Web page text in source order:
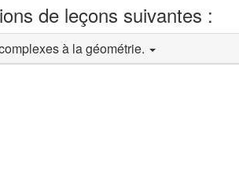
de leçons suivantes :
à la géométrie.